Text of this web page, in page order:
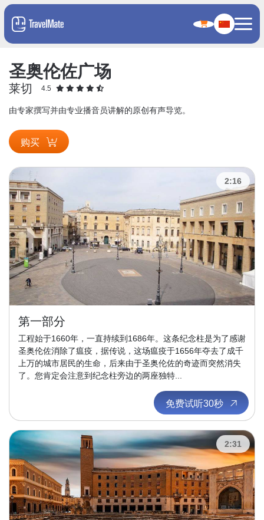
圣奥伦佐广场
莱切 4.5
由专家撰写并由专业播音员讲解的原创有声导览。
购买
2:16
第一部分
工程始于1660年，一直持续到1686年。这条纪念柱是为了感谢
圣奥伦佐消除了瘟疫，据传说，这场瘟疫于1656年夺去了成千
上万的城市居民的生命，后来由于圣奥伦佐的奇迹而突然消失
了。您肯定会注意到纪念柱旁边的两座独特...
免费试听30秒
2:31